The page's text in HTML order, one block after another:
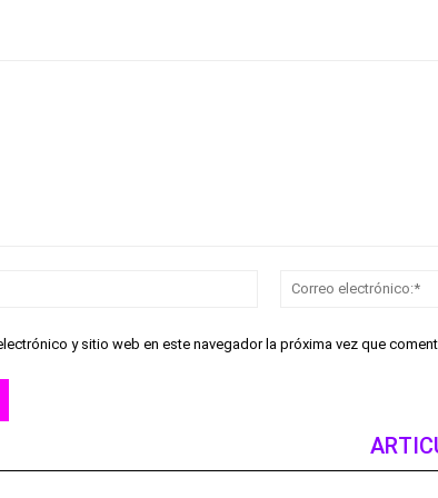
Nombre:*
y sitio web en este navegador la próxima vez que